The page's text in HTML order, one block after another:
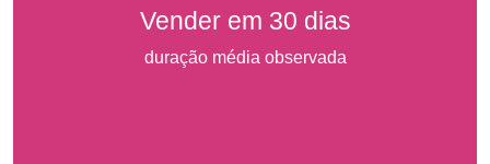
Vender em 30 dias
duração média observada